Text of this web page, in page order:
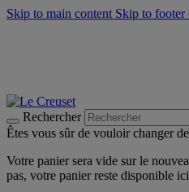
Skip to main content Skip to footer
Rechercher
Êtes vous sûr de vouloir changer
Votre panier sera vide sur le
pas, votre panier reste disponible